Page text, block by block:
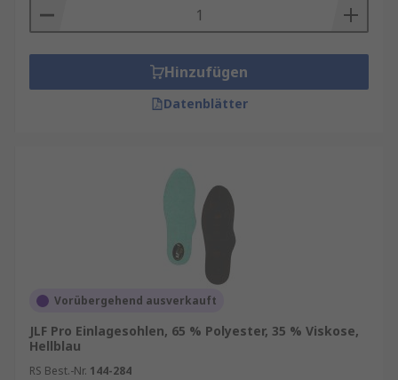
Hinzufügen
Datenblätter
Vorübergehend ausverkauft
JLF Pro Einlagesohlen, 65 % Polyester, 35 % Viskose,
Hellblau
RS Best.-Nr. 144-284